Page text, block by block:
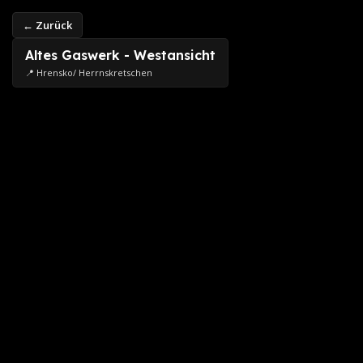
← Zurück
Altes Gaswerk - Westansicht
📍 Hrensko/ Herrnskretschen